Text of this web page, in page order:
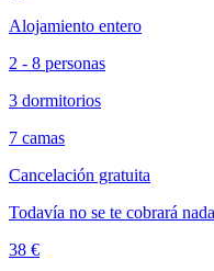
Alojamiento entero
2 - 8 personas
3 dormitorios
7 camas
Cancelación gratuita
Todavía no se te cobrará
38 €